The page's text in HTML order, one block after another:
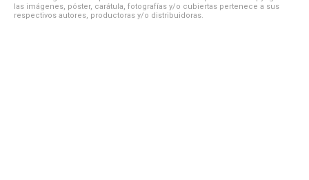
las imágenes, póster, carátula, fotografías y/o cubiertas pertenece a sus
respectivos autores, productoras y/o distribuidoras.